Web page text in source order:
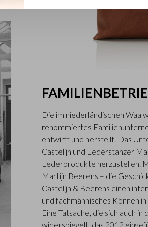
Die im niederländischen
renommiertes
entwirft und herstellt. Das
Castelijn und Lederstanzer
Lederprodukte herzustellen.
Martijn Beerens – die
Castelijn & Beerens einen
und fachmännisches Können
Eine Tatsache, die sich auch
widerspiegelt, das 2012